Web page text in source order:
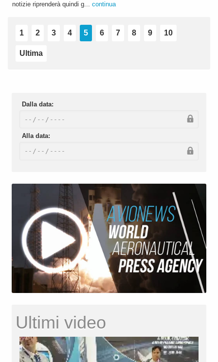
notizie riprenderà quindi g... continua
1 2 3 4 5 6 7 8 9 10
Ultima
Dalla data:
Alla data:
Ultimi video